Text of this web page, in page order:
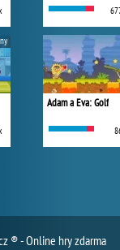
Adam a Eva: Golf
® - Online hry zdarma